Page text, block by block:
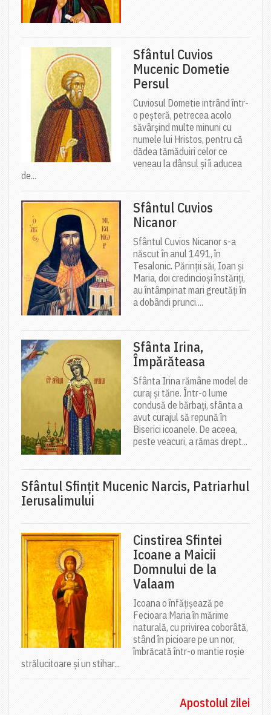
Sfântul Cuvios
Mucenic Dometie
Persul
Cuviosul Dometie intrând într-
o peșteră, petrecea acolo
săvârșind multe minuni cu
numele lui Hristos, pentru că
dădea tămăduiri celor ce
veneau la dânsul și îi aducea
de...
Sfântul Cuvios
Nicanor
Sfântul Cuvios Nicanor s-a
născut în anul 1491, în
Tesalonic. Părinții săi, Ioan și
Maria, doi credincioși înstăriți,
au întâmpinat mari greutăți în
a dobândi prunci....
Sfânta Irina,
Împărăteasa
Sfânta Irina rămâne model de
curaj și tărie. Într-o lume
condusă de bărbați, sfânta a
avut curajul să repună în
Biserici icoanele. De aceea,
peste veacuri, a rămas drept...
Sfântul Sfinţit Mucenic Narcis, Patriarhul
Ierusalimului
Cinstirea Sfintei
Icoane a Maicii
Domnului de la
Valaam
Icoana o înfățișează pe
Fecioara Maria în mărime
naturală, cu privirea coborâtă,
stând în picioare pe un nor,
îmbrăcată într-o mantie roșie
strălucitoare și un stihar...
Apostolul zilei